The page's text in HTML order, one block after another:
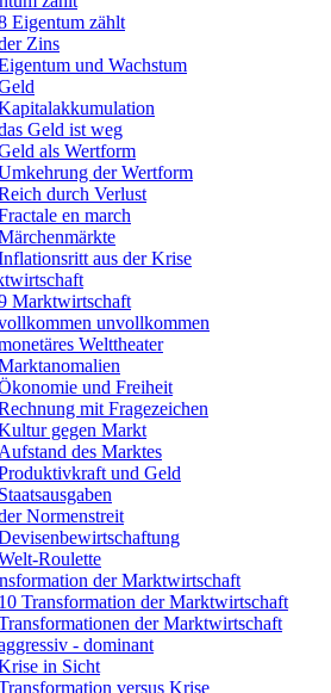
Eigentum zählt
Zins
und Wachstum
Geld ist weg
als Wertform
der Wertform
durch Verlust
en march
aus der Krise
Marktwirtschaft
unvollkommen
Welttheater
und Freiheit
mit Fragezeichen
gegen Markt
Aufstand des Marktes
und Geld
Staatsausgaben
Normenstreit
Roulette
der Marktwirtschaft
10 Transformation der Marktwirtschaft
der Marktwirtschaft
- dominant
in Sicht
versus Krise